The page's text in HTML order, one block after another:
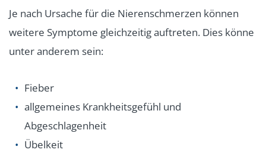
Je nach Ursache für die Nierenschmerzen können
weitere Symptome gleichzeitig auftreten. Dies könne
unter anderem sein:
Fieber
allgemeines Krankheitsgefühl und
Abgeschlagenheit
Übelkeit